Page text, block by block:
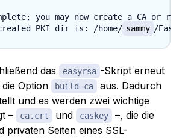
you may now create a CA or
PKI dir is: /home/ sammy /
das easyrsa -Skript erneut
Option
build-ca
aus. Dadurch
und es werden zwei wichtige
–
ca.crt und caskey
–, die die
privaten Seiten eines SSL-